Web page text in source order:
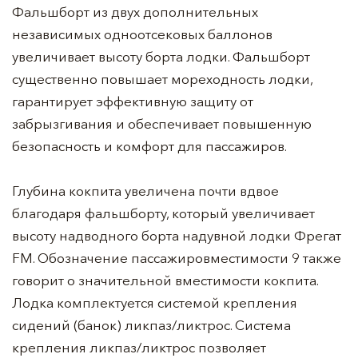
Фальшборт из двух дополнительных
независимых одноотсековых баллонов
увеличивает высоту борта лодки. Фальшборт
существенно повышает мореходность лодки,
гарантирует эффективную защиту от
забрызгивания и обеспечивает повышенную
безопасность и комфорт для пассажиров.
Глубина кокпита увеличена почти вдвое
благодаря фальшборту, который увеличивает
высоту надводного борта надувной лодки Фрегат
FM. Обозначение пассажировместимости 9 также
говорит о значительной вместимости кокпита.
Лодка комплектуется системой крепления
сидений (банок) ликпаз/ликтрос. Система
крепления ликпаз/ликтрос позволяет